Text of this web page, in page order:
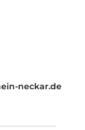
neckar.de